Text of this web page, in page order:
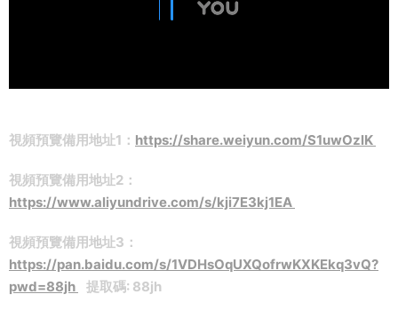
視頻預覽備用地址1： https://share.weiyun.com/S1uwOzlK
視頻預覽備用地址2：
https://www.aliyundrive.com/s/kji7E3kj1EA
視頻預覽備用地址3：
https://pan.baidu.com/s/1VDHsOqUXQofrwKXKEkq3vQ?
pwd=88jh
提取碼: 88jh